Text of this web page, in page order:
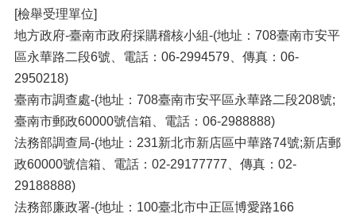
[檢舉受理單位]
地方政府-臺南市政府採購稽核小組-(地址：708臺南市安平
區永華路二段6號、電話：06-2994579、傳真：06-
2950218)
臺南市調查處-(地址：708臺南市安平區永華路二段208號;
臺南市郵政60000號信箱、電話：06-2988888)
法務部調查局-(地址：231新北市新店區中華路74號;新店郵
政60000號信箱、電話：02-29177777、傳真：02-
29188888)
法務部廉政署-(地址：100臺北市中正區博愛路166